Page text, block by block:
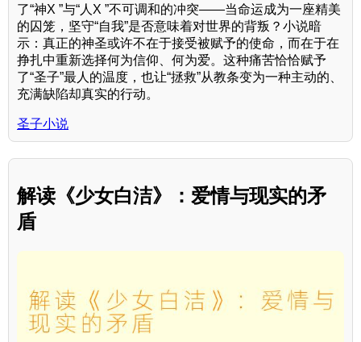
了“神X ”与“人X ”不可调和的冲突——当命运成为一座精美
的囚笼，坚守“自我”是否意味着对世界的背叛？小说暗
示：真正的神圣或许不在于接受被赋予的使命，而在于在
挣扎中重新选择何为信仰、何为爱。这种痛苦恰恰赋予
了“圣子”最人的温度，也让“拯救”从教条变为一种主动的、
充满缺陷却真实的行动。
圣子小说
解读《少女白洁》：爱情与现实的矛
盾